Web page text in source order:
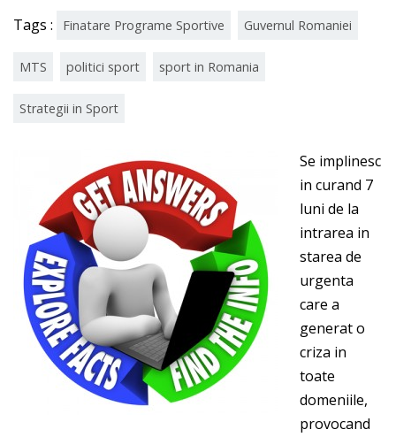
Tags : Finatare Programe Sportive Guvernul Romaniei
MTS politici sport sport in Romania
Strategii in Sport
Se implinesc
in curand 7
luni de la
intrarea in
starea de
urgenta
care a
generat o
criza in
toate
domeniile,
provocand